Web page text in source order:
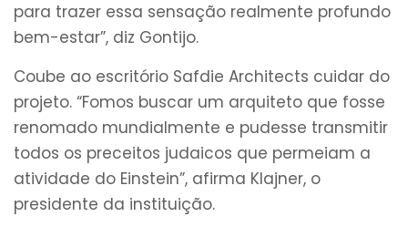
para trazer essa sensação realmente profundo
bem-estar”, diz Gontijo.
Coube ao escritório Safdie Architects cuidar do
projeto. “Fomos buscar um arquiteto que fosse
renomado mundialmente e pudesse transmitir
todos os preceitos judaicos que permeiam a
atividade do Einstein”, afirma Klajner, o
presidente da instituição.